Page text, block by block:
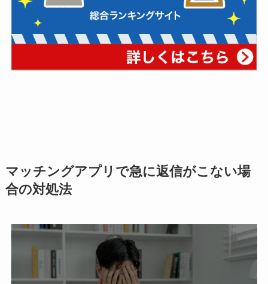
マッチングアプリで急に返信がこない場
合の対処法